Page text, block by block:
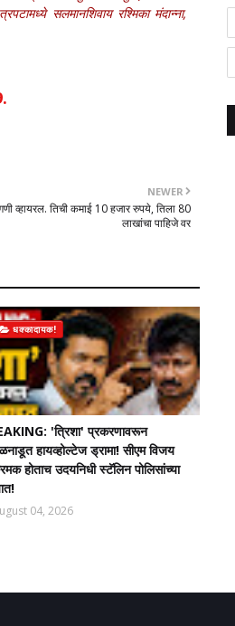
सलमानशिवाय रश्मिका मंदान्ना,
NEWER
व्हायरल. तिची कमाई 10 हजार रुपये, तिला 80
लाखांचा पाहिजे वर
धक्कादायक!
'त्रिशा' प्रकरणावरून
हायव्होल्टेज ड्रामा! सीएम विजय
होताच उदयनिधी स्टॅलिन पोलिसांच्या
04, 2026